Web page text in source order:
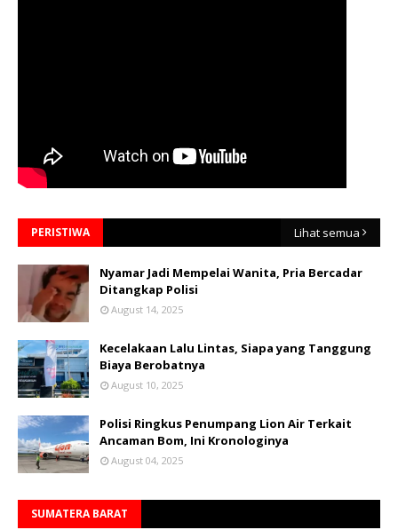
PERISTIWA Lihat semua
Nyamar Jadi Mempelai Wanita, Pria Bercadar
Ditangkap Polisi
August 14, 2025
Kecelakaan Lalu Lintas, Siapa yang Tanggung
Biaya Berobatnya
August 10, 2025
Polisi Ringkus Penumpang Lion Air Terkait
Ancaman Bom, Ini Kronologinya
August 04, 2025
SUMATERA BARAT